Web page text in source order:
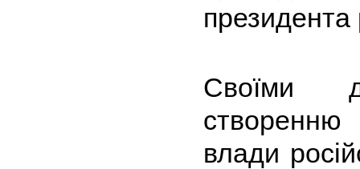
президента
Своїми
створенню
влади